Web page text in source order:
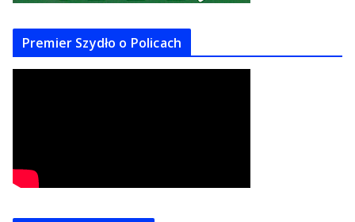
Premier Szydło o Policach